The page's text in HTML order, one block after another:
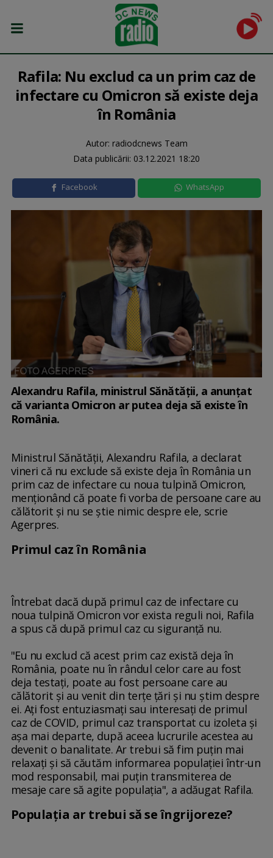
Rafila: Nu exclud ca un prim caz de
infectare cu Omicron să existe deja
în România
Autor: radiodcnews Team
Data publicării: 03.12.2021 18:20
Facebook WhatsApp
Alexandru Rafila, ministrul Sănătății, a anunțat
că varianta Omicron ar putea deja să existe în
România.
Ministrul Sănătăţii, Alexandru Rafila, a declarat
vineri că nu exclude să existe deja în România un
prim caz de infectare cu noua tulpină Omicron,
menţionând că poate fi vorba de persoane care au
călătorit şi nu se ştie nimic despre ele, scrie
Agerpres.
Primul caz în România
Întrebat dacă după primul caz de infectare cu
noua tulpină Omicron vor exista reguli noi, Rafila
a spus că după primul caz cu siguranţă nu.
"Eu nu exclud că acest prim caz există deja în
România, poate nu în rândul celor care au fost
deja testaţi, poate au fost persoane care au
călătorit şi au venit din terţe ţări şi nu ştim despre
ei. Aţi fost entuziasmaţi sau interesaţi de primul
caz de COVID, primul caz transportat cu izoleta şi
aşa mai departe, după aceea lucrurile acestea au
devenit o banalitate. Ar trebui să fim puţin mai
relaxaţi şi să căutăm informarea populaţiei într-un
mod responsabil, mai puţin transmiterea de
mesaje care să agite populaţia", a adăugat Rafila.
Populația ar trebui să se îngrijoreze?